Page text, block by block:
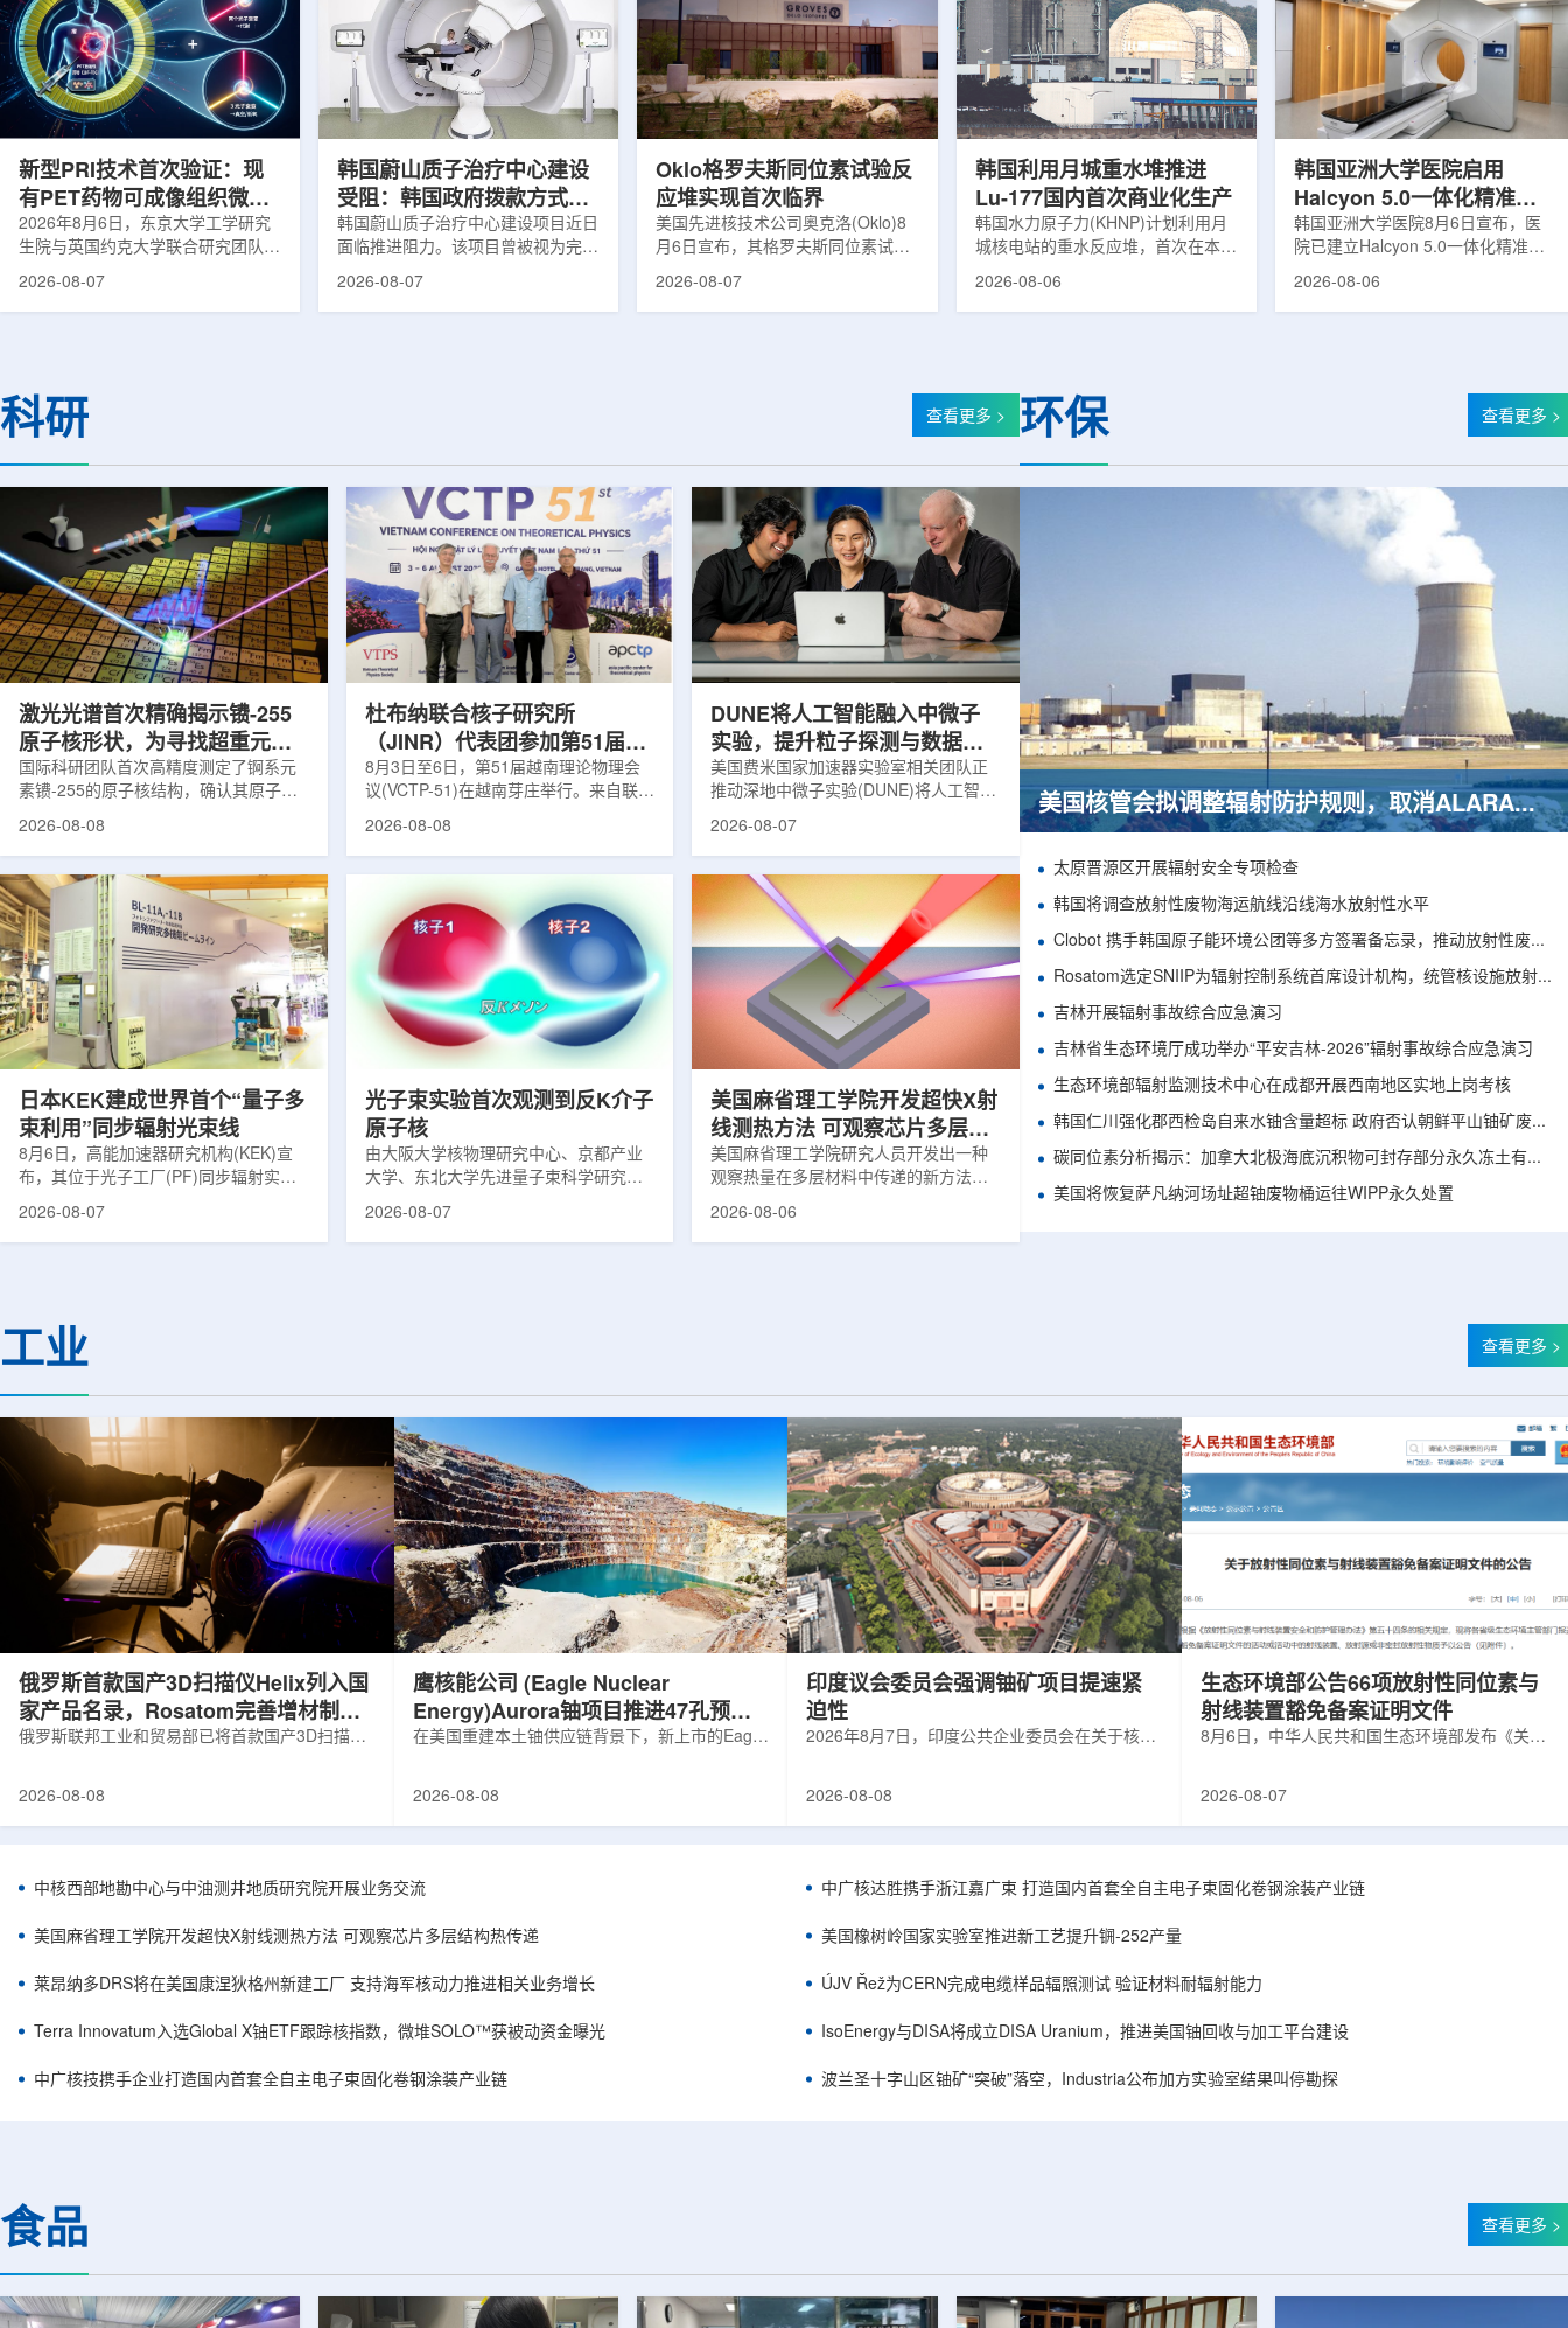
将承接中国同辐核医学发展中心业
务，锚定智慧核医疗赛道深耕布局。
公司以智慧核医学物联系统为核心载
体，打通核医疗全产业链条，构建智
慧核医学系统+核药+装备+服务协同
发展模式，推动业务从单一产品供给
林国贤教授基于其团队多年的前沿探
索，系统梳理了针对前列腺癌靶点
PSMA的核药相关研究进展：一是F-
18标记PSMA靶向PET显像剂的分子
设计与临床优势;二是通过理性优化
分子结构，大幅提高Lu-177标记治
分科研人员和研究生参加。林国贤教
授长期从事肿瘤诊疗靶向放射性药物
开发研究，已主导或参与发表135余
篇同行评议期刊论文，提交30余项
放射性药物相关专利申请，并完成7
款自研放射性药物的临床转化，应用
系统，搭载中科离子自主研发的
SC240超导回旋加速器，具有超大照
射野、360°全周束流配送能力。治
疗全程依托多模融合4D图像引导精
准定位，能实现动态适配、精准治
疗。设备运行平稳低噪，治疗控制软
药物。这类药物含有放射性物质，可
用于癌症诊断和治疗。阿里夫表示，
放射性药物研发对癌症识别和治疗具
有重要意义。在食品领域，BRIN将
核技术用于食品保鲜，重点包括出口
水果的辐照处理。阿里夫介绍，一些
新型PRI技术首次验证：现
有PET药物可成像组织微环
境
2026年8月6日，东京大学工学研究
生院与英国约克大学联合研究团队宣
布，已建立一种利用正电子三光子衰
衰变的下一代核医学成像概念图目前
临床PET扫描主要利用正电子双光子
程度相关的微环境信息捕捉有限。...
2026-08-07
韩国蔚山质子治疗中心建设
受阻：韩国政府拨款方式调
整影响项目推进
韩国蔚山质子治疗中心建设项目近日
面临推进阻力。该项目曾被视为完善
韩国东南部区域癌症治疗体系的关键
中心，构建癌症患者可在区域内完成
手术...
2026-08-07
Oklo格罗夫斯同位素试验反
应堆实现首次临界
美国先进核技术公司奥克洛(Oklo)8
月6日宣布，其格罗夫斯同位素试验
反应堆已在低功率状态下实现可控自
工程建设、组件制造或采购、燃料配
置及...
2026-08-07
韩国利用月城重水堆推进
Lu-177国内首次商业化生产
韩国水力原子力(KHNP)计划利用月
城核电站的重水反应堆，首次在本土
生产用于癌症治疗的放射性同位素
元化的供应链并缩短运输时间。此次
计划的首要目标是实现镥-177的商业
后，韩国水力原子力还将扩大生产范
围至钴...
2026-08-06
韩国亚洲大学医院启用
Halcyon 5.0一体化精准放
射治疗方案
韩国亚洲大学医院8月6日宣布，医
院已建立Halcyon 5.0一体化精准放
射治疗解决方案，并开始全面用于患
Halcyon系统软件5.0版本为基础，集
成高分辨率锥形束CT成像系统
射治疗系统IDENTIFY。亚洲大学医
院表示，该院是韩国首...
2026-08-06
科研 查看更多 >
激光光谱首次精确揭示镄-255
原子核形状，为寻找超重元素
提供新线索
国际科研团队首次高精度测定了锕系元
素镄-255的原子核结构，确认其原子核
美因茨约翰内斯·古腾堡大学、亥姆霍兹
美因茨研究所、瑞典哥德堡大学等18家
机构合作完成。研究结果不仅修正了以
往标准数据表中部分不合理的核性质数
值，也为现代原子核理论模型提供了关
键实验验证。镄是自然界中不存在的人
工合成重元素，镄-255含有100个质子
和155个中子，实验获取极为困难。研究
团...
2026-08-08
杜布纳联合核子研究所
（JINR）代表团参加第51届越
南理论物理会议
8月3日至6日，第51届越南理论物理会
议(VCTP-51)在越南芽庄举行。来自联合
南、德国、印度、中国、巴基斯坦、俄
罗斯、台湾、菲律宾和日本等国家和地
区的170余名学者开展交流。本届会议议
题覆盖高能物理、核物理、凝聚态物理
和宇宙学等多个理论物理前沿方向，同
时涉及超越标准模型物理、分子物理、
量子光学与量子信息、生物材料和生物
分子等交叉研究领域。广泛的议程...
2026-08-08
DUNE将人工智能融入中微子
实验，提升粒子探测与数据处
理能力
美国费米国家加速器实验室相关团队正
推动深地中微子实验(DUNE)将人工智能
互作用识别、事件分类和探测器管理能
力。DUNE位于长基线中微子设施，目
前已开始安装大型中微子探测器模块的
结构元件。该实验由近探测器和远探测
器组成：近探测器位于费米实验室，远
探测器设在南达科他州桑福德地下研究
设施地下约1英里处。两个探测器都将采
用液氩时间投影室技术，用于记录中微
2026-08-07
日本KEK建成世界首个“量子多
束利用”同步辐射光束线
8月6日，高能加速器研究机构(KEK)宣
布，其位于光子工厂(PF)同步辐射实验
装置的BL-11A和BL-11B光束线已建成世
心的同步辐射装置组成，定位为科研和
教育基础设施。新光束线的主要特点在
观...
2026-08-07
光子束实验首次观测到反K介子
原子核
由大阪大学核物理研究中心、京都产业
大学、东北大学先进量子束科学研究中
心、高丽大学、岐阜大学、中国近代物
射设施SP...
2026-08-07
美国麻省理工学院开发超快X射
线测热方法 可观察芯片多层结
构热传递
美国麻省理工学院研究人员开发出一种
观察热量在多层材料中传递的新方法，
可用于精确测量计算机芯片等电子器件
2026-08-06
环保 查看更多 >
美国核管会拟调整辐射防护规则，取消ALARA要求引发安全争议
太原晋源区开展辐射安全专项检查
韩国将调查放射性废物海运航线沿线海水放射性水平
Clobot 携手韩国原子能环境公团等多方签署备忘录，推动放射性废物安全管理多机型机器人示范
Rosatom选定SNIIP为辐射控制系统首席设计机构，统管核设施放射仪表标准化与进口替代保障
吉林开展辐射事故综合应急演习
吉林省生态环境厅成功举办“平安吉林-2026”辐射事故综合应急演习
生态环境部辐射监测技术中心在成都开展西南地区实地上岗考核
韩国仁川强化郡西检岛自来水铀含量超标 政府否认朝鲜平山铀矿废水影响
碳同位素分析揭示：加拿大北极海底沉积物可封存部分永久冻土有机碳
美国将恢复萨凡纳河场址超铀废物桶运往WIPP永久处置
工业 查看更多 >
俄罗斯首款国产3D扫描仪Helix列入国
家产品名录，Rosatom完善增材制造
技术链
俄罗斯联邦工业和贸易部已将首款国产3D扫描仪
完成。至此，Helix成为俄罗斯首款、也是目前唯
RangeVision Helix由俄罗斯国家原子能公司增材
制造合作伙伴RangeVision研发制造。自2025年
以来，该公司成为唯一纳入俄罗斯国家原子能公
司增材制造生态系统的俄罗斯3D扫描...
2026-08-08
鹰核能公司 (Eagle Nuclear
Energy)Aurora铀项目推进47孔预可
研钻探
在美国重建本土铀供应链背景下，新上市的Eagle
1300标准含indicated资源3275万磅、inferred
孔、总进尺约2.7万英尺的预可研钻探，待联邦与
州审批通过后开工，预计2027年下半年完成预可
研。技术端近期增补Yukuskokon Professional
Services，并扩大与BBA USA、SLR I...
2026-08-08
印度议会委员会强调铀矿项目提速紧
迫性
2026年8月7日，印度公共企业委员会在关于核电
建项目将产量翻倍，但委员会认为该时间表偏晚
将拉长进口燃料战略敏感期。目前PHWR机组约
25GWe年需U3O8约5400吨，UCIL仅能满足约
30%，须靠加速国产与多元化供应降低进口依
赖。委员会支持UCIL与NTPC组建合资企业参股
海外铀...
2026-08-08
生态环境部公告66项放射性同位素与
射线装置豁免备案证明文件
8月6日，中华人民共和国生态环境部发布《关于
将各省级生态环境主管部门报送的、已获得豁免
置、放射源或非密封放射性物质予以公告。随公
告发布的汇总表共列出66项备案记录，涉及山
2026-08-07
中核西部地勘中心与中油测井地质研究院开展业务交流
美国麻省理工学院开发超快X射线测热方法 可观察芯片多层结构热传递
莱昂纳多DRS将在美国康涅狄格州新建工厂 支持海军核动力推进相关业务增长
Terra Innovatum入选Global X铀ETF跟踪核指数，微堆SOLO™获被动资金曝光
中广核技携手企业打造国内首套全自主电子束固化卷钢涂装产业链
中广核达胜携手浙江嘉广束 打造国内首套全自主电子束固化卷钢涂装产业链
美国橡树岭国家实验室推进新工艺提升锎-252产量
ÚJV Řež为CERN完成电缆样品辐照测试 验证材料耐辐射能力
IsoEnergy与DISA将成立DISA Uranium，推进美国铀回收与加工平台建设
波兰圣十字山区铀矿“突破”落空，Industria公布加方实验室结果叫停勘探
食品 查看更多 >